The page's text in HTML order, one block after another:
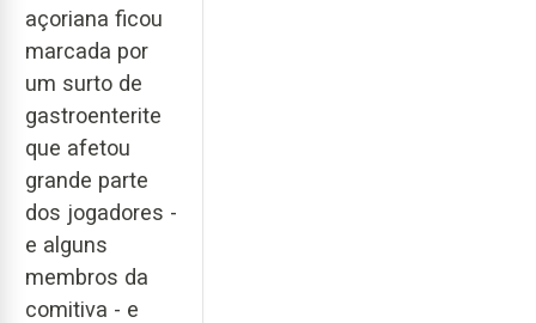
açoriana ficou
marcada por
um surto de
gastroenterite
que afetou
grande parte
dos jogadores -
e alguns
membros da
comitiva - e